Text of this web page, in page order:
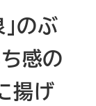
のぶ
感の
揚げ